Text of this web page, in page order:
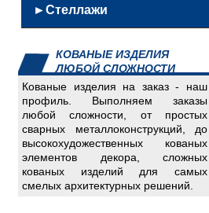
Скамейки
из
стали
Кованные
скамейки
Урны
из
нержавейки
Ворота,
Детали
для
авто
Инвалидный
инвентарь
Изделия
для
пищеблока
Железобетонные
Мангалы
инвентарь
Кровельные
панели
Мягкая
кровля
►Стеллажи
КОВАНЫЕ ИЗДЕЛИЯ
ЛЮБОЙ СЛОЖНОСТИ
Кованые изделия на заказ - наш
профиль. Выполняем заказы
любой сложности, от простых
сварных металлоконструкций, до
высокохудожественных кованых
элементов декора, сложных
кованых изделий для самых
смелых архитектурных решений.